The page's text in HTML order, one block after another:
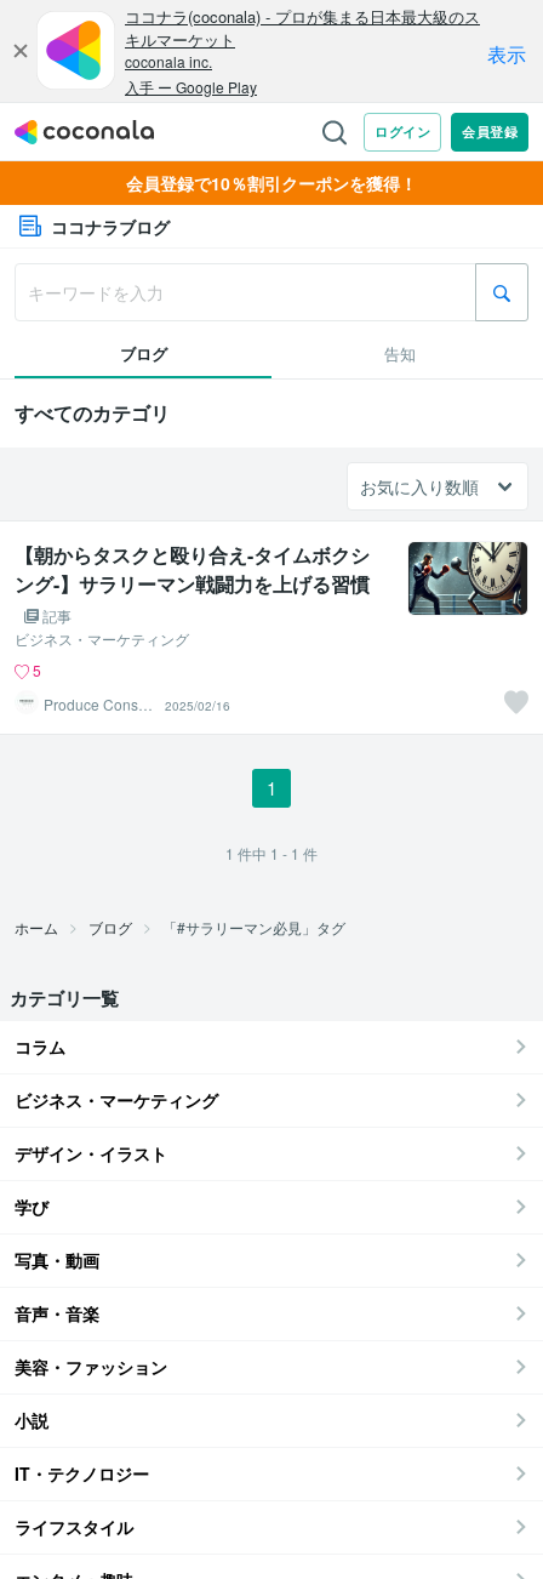
会員登録で10％割引クーポンを獲得！
ココナラブログ
ブログ 告知
すべてのカテゴリ
【朝からタスクと殴り合え-タイムボクシ
ング-】サラリーマン戦闘力を上げる習慣
② 記事
ビジネス・マーケティング
5
Produce Consult
2025/02/16
1
1 件中 1 - 1 件
ホーム ブログ 「#サラリーマン必見」タグ
カテゴリ一覧
コラム
ビジネス・マーケティング
デザイン・イラスト
学び
写真・動画
音声・音楽
美容・ファッション
小説
IT・テクノロジー
ライフスタイル